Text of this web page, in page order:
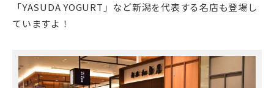
「YASUDA YOGURT」など新潟を代表する名店も登場し
ていますよ！